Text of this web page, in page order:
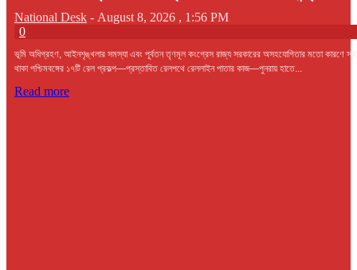
National Desk - August 8, 2026 , 1:56 PM
0
ভূমি অধিগ্রহণ, আইনশৃঙ্খলার সমস্যা এবং পূর্বতন তৃণমূল কংগ্রেস রাজ্য সরকারের অসহযোগিতার মতো কারণে
থাকা পশ্চিমবঙ্গের ১৭টি রেল প্রকল্প—প্রস্তাবিত রেলপথে রেললাইন পাতার কাজ—পুনরায় হাতে...
Read more